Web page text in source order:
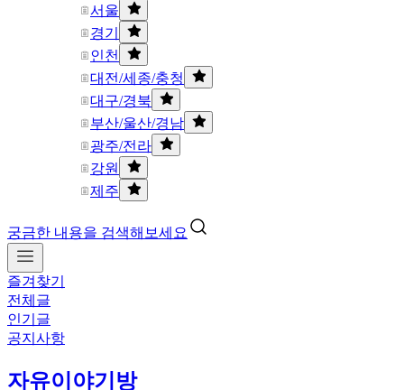
서울
경기
인천
대전/세종/충청
대구/경북
부산/울산/경남
광주/전라
강원
제주
궁금한 내용을 검색해보세요
즐겨찾기
전체글
인기글
공지사항
자유이야기방